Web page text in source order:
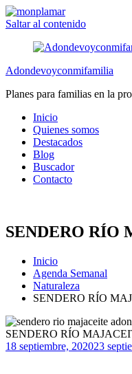
Saltar al contenido
Adondevoyconmifamilia
Planes para familias en la
Inicio
Quienes somos
Destacados
Blog
Buscador
Contacto
SENDERO RÍO
Inicio
Agenda Semanal
Naturaleza
SENDERO RÍO
SENDERO RÍO
18 septiembre, 202023